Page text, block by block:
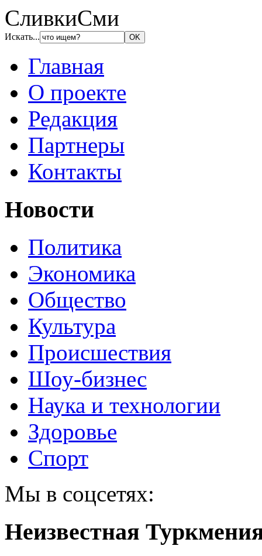
СливкиСми
Искать...
Главная
О проекте
Редакция
Партнеры
Контакты
Новости
Политика
Экономика
Общество
Культура
Происшествия
Шоу-бизнес
Наука и технологии
Здоровье
Спорт
Мы в соцсетях:
Неизвестная